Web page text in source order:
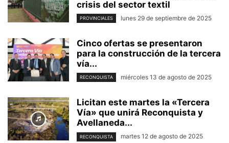
crisis del sector textil
PROVINCIALES lunes 29 de septiembre de 2025
Cinco ofertas se presentaron
para la construcción de la tercera
vía...
RECONQUISTA miércoles 13 de agosto de 2025
Licitan este martes la «Tercera
Vía» que unirá Reconquista y
Avellaneda...
RECONQUISTA martes 12 de agosto de 2025